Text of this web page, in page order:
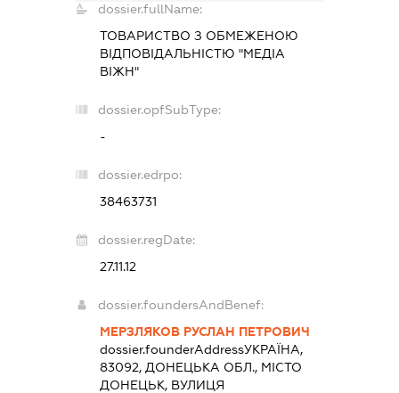
dossier.fullName:
ТОВАРИСТВО З ОБМЕЖЕНОЮ
ВІДПОВІДАЛЬНІСТЮ "МЕДІА
ВІЖН"
dossier.opfSubType:
-
dossier.edrpo:
38463731
dossier.regDate:
27.11.12
dossier.foundersAndBenef:
МЕРЗЛЯКОВ РУСЛАН ПЕТРОВИЧ
dossier.founderAddressУКРАЇНА,
83092, ДОНЕЦЬКА ОБЛ., МІСТО
ДОНЕЦЬК, ВУЛИЦЯ